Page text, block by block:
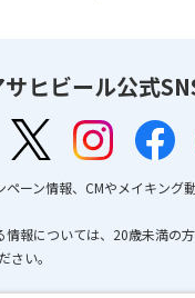
サヒビール公式
ペーン情報、CMやメイキング
報については、20歳未満の
さい。